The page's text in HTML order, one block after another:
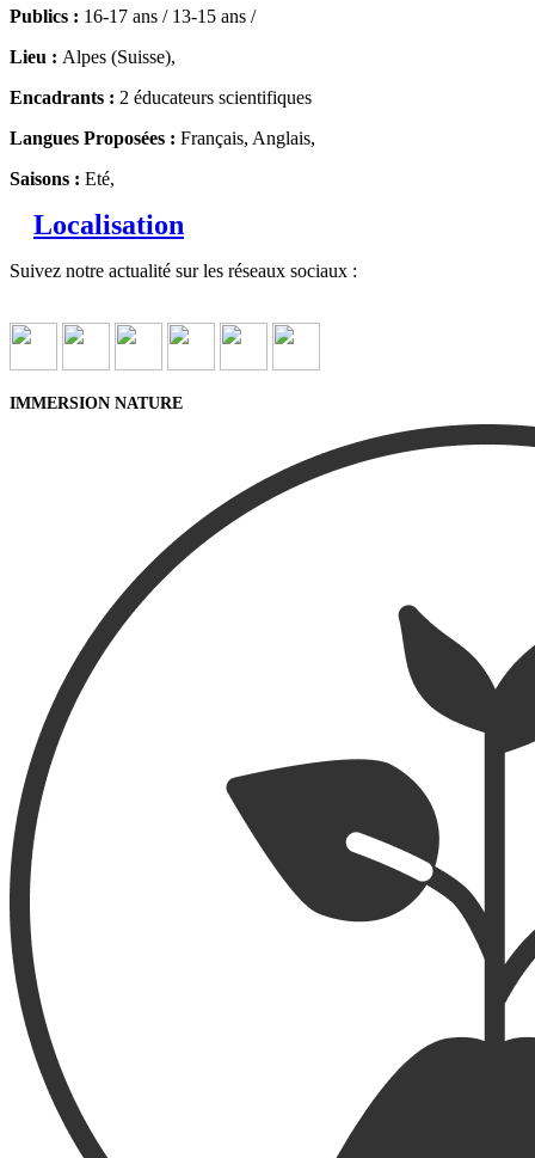
Publics : 16-17 ans / 13-15 ans /
Lieu : Alpes (Suisse),
Encadrants : 2 éducateurs scientifiques
Langues Proposées : Français, Anglais,
Saisons : Eté,
Localisation
Suivez notre actualité sur les réseaux sociaux :
IMMERSION NATURE